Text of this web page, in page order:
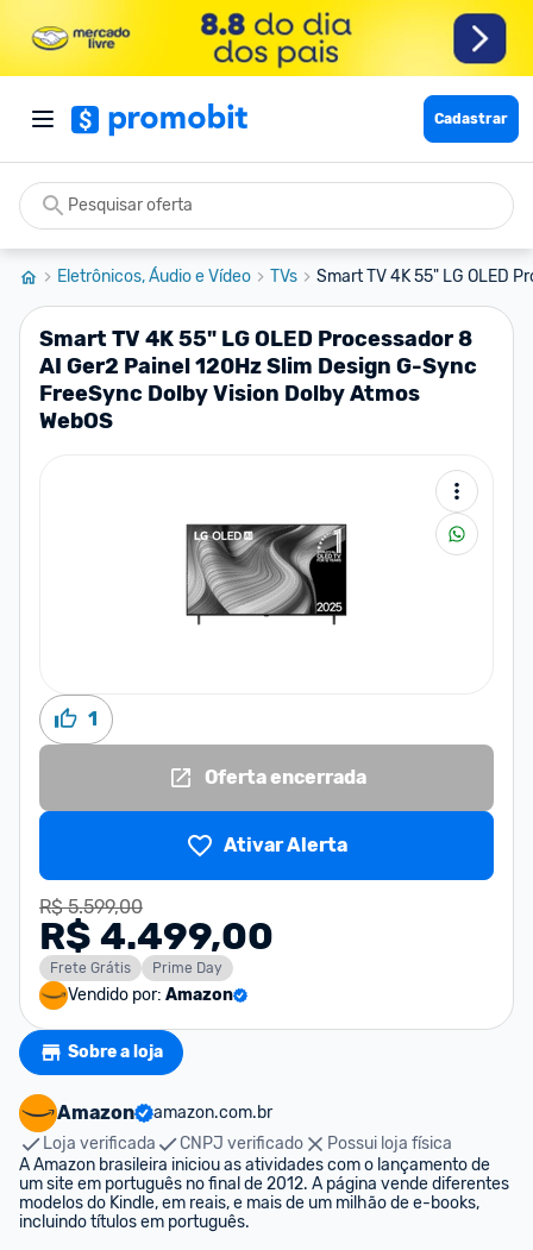
Cadastrar
Eletrônicos, Áudio e Vídeo TVs Smart TV 4K 55" LG OLED
Smart TV 4K 55" LG OLED Processador 8
AI Ger2 Painel 120Hz Slim Design G-Sync
FreeSync Dolby Vision Dolby Atmos
WebOS
1
Oferta encerrada
Ativar Alerta
R$ 5.599,00
R$ 4.499,00
Frete Grátis Prime Day
Vendido por: Amazon
Sobre a loja
Amazon
amazon.com.br
Loja verificada
CNPJ verificado
Possui loja física
A Amazon brasileira iniciou as atividades com o lançamento de
um site em português no final de 2012. A página vende diferentes
modelos do Kindle, em reais, e mais de um milhão de e-books,
incluindo títulos em português.